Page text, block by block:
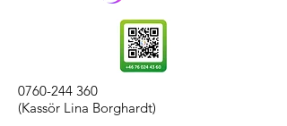
0760-244 360
(Kassör Lina Borghardt)